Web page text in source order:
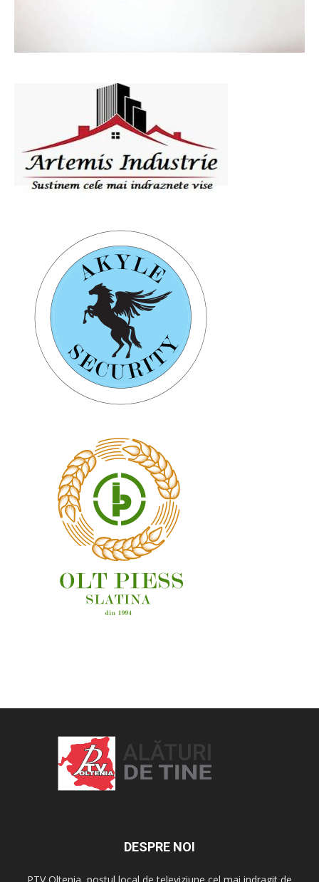
DESPRE NOI
PTV Oltenia, postul local de televiziune cel mai indragit de